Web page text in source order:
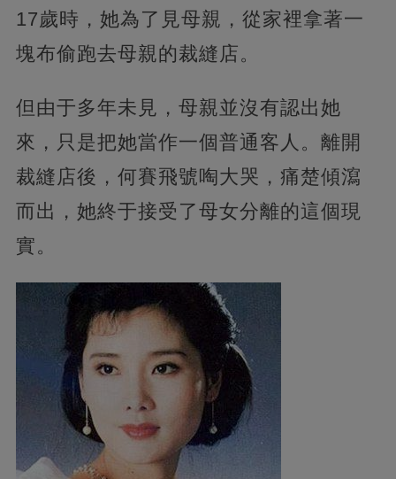
17歲時，她為了見母親，從家裡拿著一
塊布偷跑去母親的裁縫店。
但由于多年未見，母親並沒有認出她
來，只是把她當作一個普通客人。離開
裁縫店後，何賽飛號啕大哭，痛楚傾瀉
而出，她終于接受了母女分離的這個現
實。